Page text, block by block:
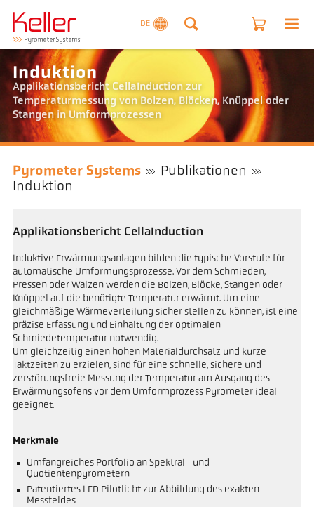
DE
Induktion
Applikationsbericht CellaInduction zur
Temperaturmessung von Bolzen, Blöcken, Knüppel oder
Stangen in Umformprozessen
Pyrometer Systems
Publikationen
Induktion
Applikationsbericht CellaInduction
Induktive Erwärmungsanlagen bilden die typische Vorstufe für
automatische Umformungsprozesse. Vor dem Schmieden,
Pressen oder Walzen werden die Bolzen, Blöcke, Stangen oder
Knüppel auf die benötigte Temperatur erwärmt. Um eine
gleichmäßige Wärmeverteilung sicher stellen zu können, ist eine
präzise Erfassung und Einhaltung der optimalen
Schmiedetemperatur notwendig.
Um gleichzeitig einen hohen Materialdurchsatz und kurze
Taktzeiten zu erzielen, sind für eine schnelle, sichere und
zerstörungsfreie Messung der Temperatur am Ausgang des
Erwärmungsofens vor dem Umformprozess Pyrometer ideal
geeignet.
Merkmale
Umfangreiches Portfolio an Spektral- und
Quotientenpyrometern
Patentiertes LED Pilotlicht zur Abbildung des exakten
Messfeldes